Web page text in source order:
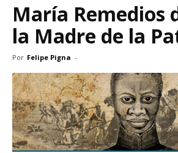
María Remedios
la Madre de la
Por Felipe Pigna -